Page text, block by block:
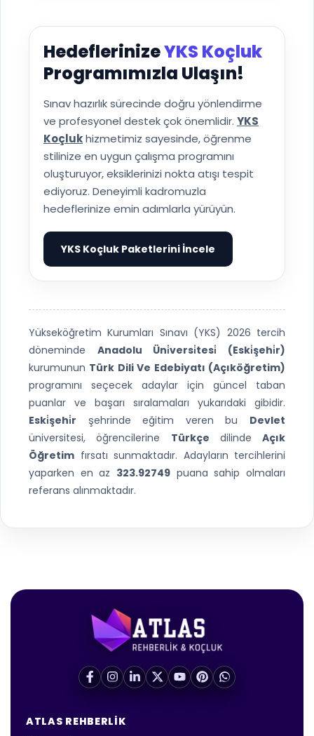
HedeflerinizeYKS Koçluk
Programımızla Ulaşın!
Sınav hazırlık sürecinde doğru yönlendirme
ve profesyonel destek çok önemlidir. YKS
Koçlukhizmetimiz sayesinde, öğrenme
stilinize en uygun çalışma programını
oluşturuyor, eksiklerinizi nokta atışı tespit
ediyoruz. Deneyimli kadromuzla
hedeflerinize emin adımlarla yürüyün.
YKS Koçluk Paketlerini İncele
▶
Yükseköğretim Kurumları Sınavı (YKS) 2026 tercih
döneminde Anadolu Üni̇versi̇tesi̇ (Eski̇şehi̇r)
kurumunun Türk Dili Ve Edebiyatı (Açıköğretim)
programını seçecek adaylar için güncel taban
puanlar ve başarı sıralamaları yukarıdaki gibidir.
Eski̇şehi̇r şehrinde eğitim veren bu Devlet
üniversitesi, öğrencilerine Türkçe dilinde Açık
Öğretim fırsatı sunmaktadır. Adayların tercihlerini
yaparken en az 323.92749 puana sahip olmaları
referans alınmaktadır.
ATLAS REHBERLIK